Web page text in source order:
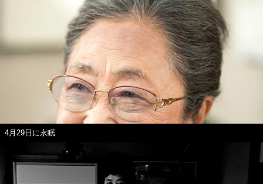
4月29日に永眠